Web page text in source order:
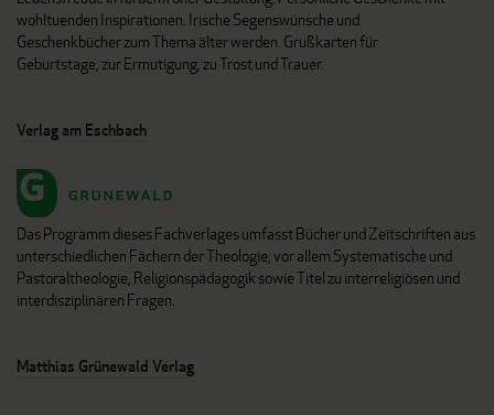
wohltuenden Inspirationen. Irische Segenswünsche und
Geschenkbücher zum Thema älter werden. Grußkarten für
Geburtstage, zur Ermutigung, zu Trost und Trauer.
Verlag am Eschbach
Das Programm dieses Fachverlages umfasst Bücher und Zeitschriften aus
unterschiedlichen Fächern der Theologie, vor allem Systematische und
Pastoraltheologie, Religionspädagogik sowie Titel zu interreligiösen und
interdisziplinären Fragen.
Matthias Grünewald Verlag